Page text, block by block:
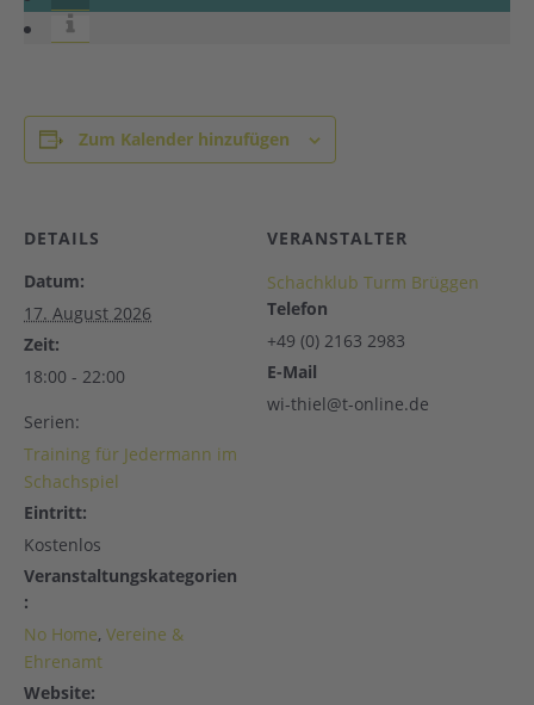
Zum Kalender hinzufügen
DETAILS
Datum:
17. August 2026
Zeit:
18:00 - 22:00
Serien:
Training für Jedermann im
Schachspiel
Eintritt:
Kostenlos
Veranstaltungskategorien
:
No Home, Vereine &
Ehrenamt
Website:
VERANSTALTER
Schachklub Turm Brüggen
Telefon
+49 (0) 2163 2983
E-Mail
wi-thiel@t-online.de